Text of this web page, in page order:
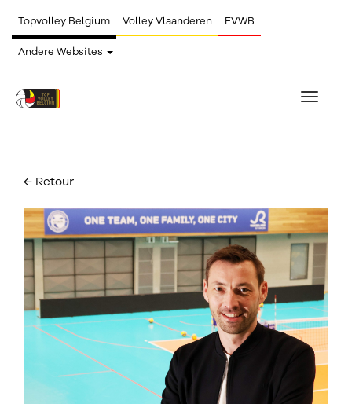
Topvolley Belgium Volley Vlaanderen FVWB
Andere Websites
Toggle
← Retour